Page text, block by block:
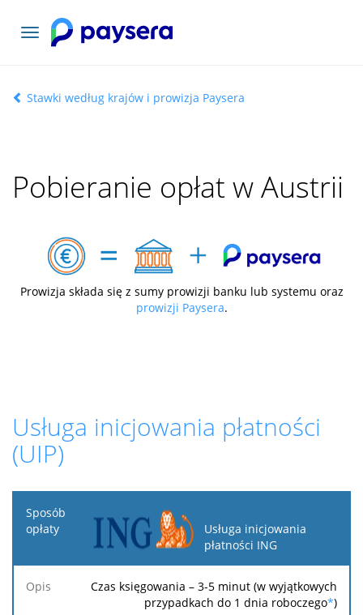
Toggle
navigation
Stawki według krajów i prowizja Paysera
Pobieranie opłat w Austrii
Prowizja składa się z sumy prowizji banku lub systemu oraz
prowizji Paysera.
Usługa inicjowania płatności
(UIP)
Sposób
opłaty
Opis Procenty Minimalna Maksymalna Stała
Usługa inicjowania
płatności ING
Czas księgowania – 3-5 minut (w wyjątkowych
przypadkach do 1 dnia roboczego*)